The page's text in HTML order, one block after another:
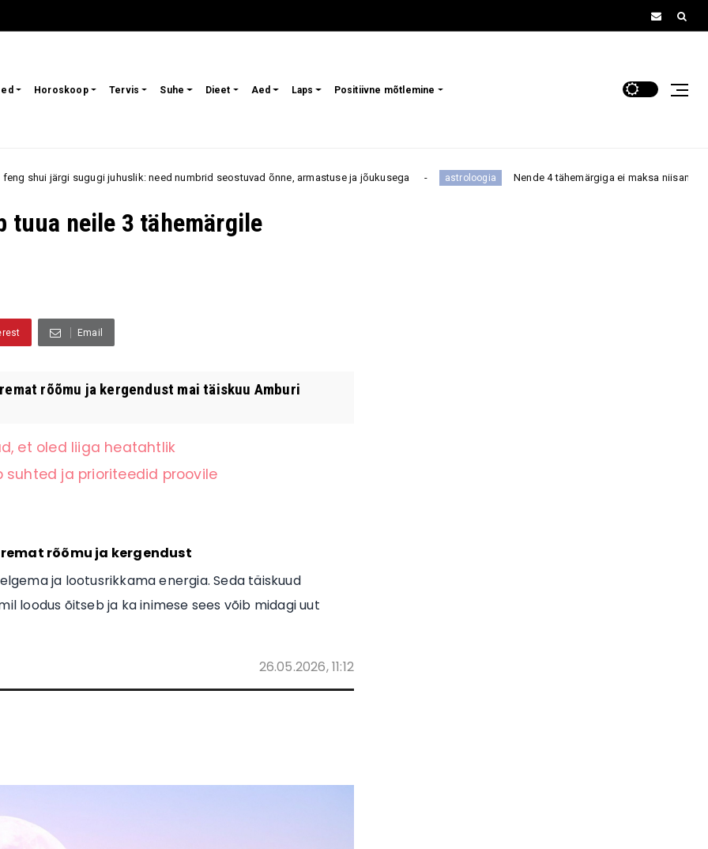
Horoskoop Tervis Suhe Dieet Aed Laps Positiivne mõtlemine
juhuslik: need numbrid seostuvad õnne, armastuse ja jõukusega astroloogia Nende 4 tähemärgiga ei maksa niisama tüli norida, sest
tuua neile 3 tähemärgile
Email
rõõmu ja kergendust mai täiskuu Amburi
et oled liiga heatahtlik
suhted ja prioriteedid proovile
rõõmu ja kergendust
ja lootusrikkama energia. Seda täiskuud
loodus õitseb ja ka inimese sees võib midagi uut
26.05.2026, 11:12